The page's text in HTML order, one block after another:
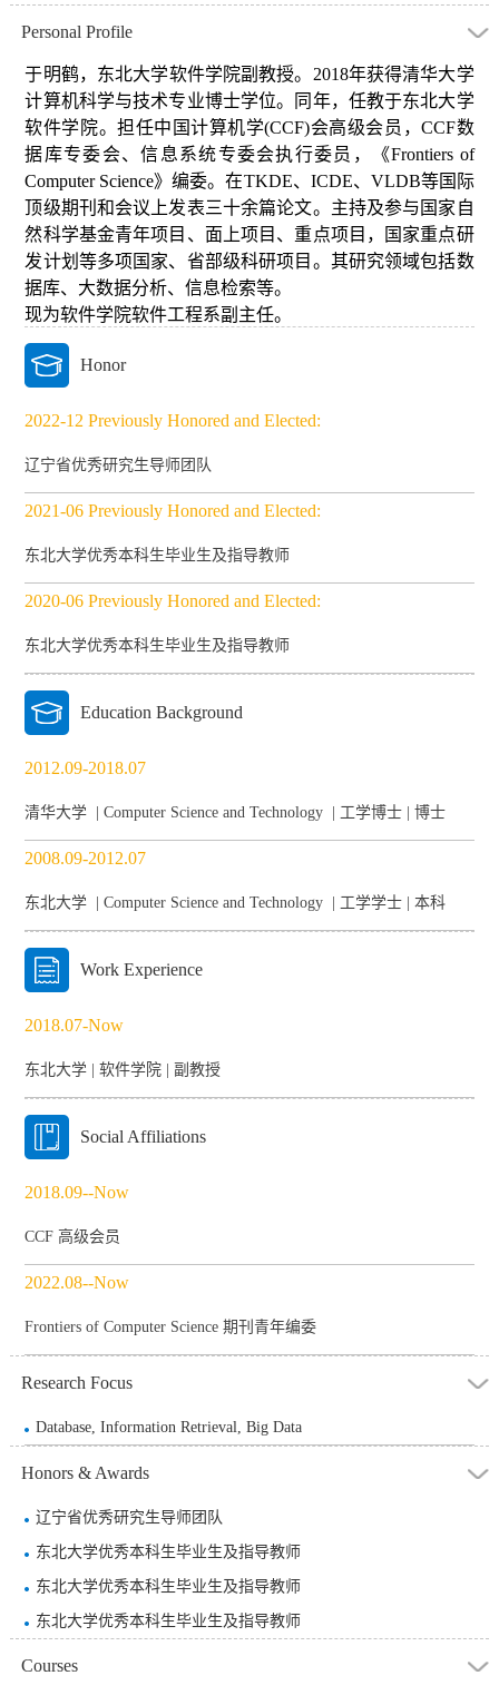
Personal Profile
于明鹤，东北大学软件学院副教授。2018年获得清华大学
计算机科学与技术专业博士学位。同年，任教于东北大学
软件学院。担任中国计算机学(CCF)会高级会员，CCF数
据库专委会、信息系统专委会执行委员，《Frontiers of
Computer Science》编委。在TKDE、 ICDE、VLDB等国际
顶级期刊和会议上发表三十余篇论文。主持及参与国家自
然科学基金青年项目、面上项目、重点项目，国家重点研
发计划等多项国家、省部级科研项目。其研究领域包括数
据库、大数据分析、信息检索等。
现为软件学院软件工程系副主任。
Honor
2022-12 Previously Honored and Elected:
辽宁省优秀研究生导师团队
2021-06 Previously Honored and Elected:
东北大学优秀本科生毕业生及指导教师
2020-06 Previously Honored and Elected:
东北大学优秀本科生毕业生及指导教师
Education Background
2012.09-2018.07
清华大学 | Computer Science and Technology | 工学博士 | 博士
2008.09-2012.07
东北大学 | Computer Science and Technology | 工学学士 | 本科
Work Experience
2018.07-Now
东北大学 | 软件学院 | 副教授
Social Affiliations
2018.09--Now
CCF 高级会员
2022.08--Now
Frontiers of Computer Science 期刊青年编委
Research Focus
Database, Information Retrieval, Big Data
Honors & Awards
辽宁省优秀研究生导师团队
东北大学优秀本科生毕业生及指导教师
东北大学优秀本科生毕业生及指导教师
东北大学优秀本科生毕业生及指导教师
Courses